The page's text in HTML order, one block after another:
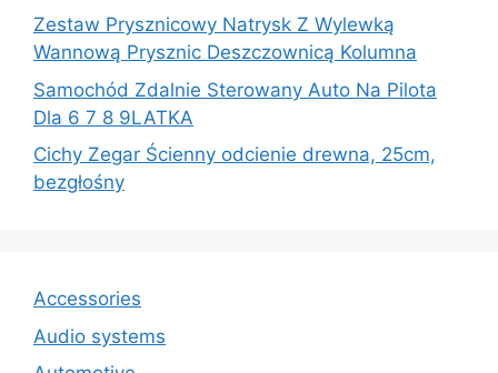
Zestaw Prysznicowy Natrysk Z Wylewką
Wannową Prysznic Deszczownicą Kolumna
Samochód Zdalnie Sterowany Auto Na Pilota
Dla 6 7 8 9LATKA
Cichy Zegar Ścienny odcienie drewna, 25cm,
bezgłośny
Accessories
Audio systems